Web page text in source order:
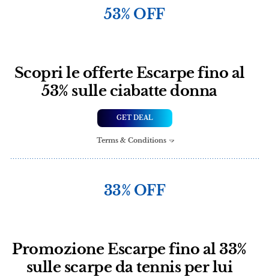
53% OFF
Scopri le offerte Escarpe fino al
53% sulle ciabatte donna
GET DEAL
Terms & Conditions
33% OFF
Promozione Escarpe fino al 33%
sulle scarpe da tennis per lui